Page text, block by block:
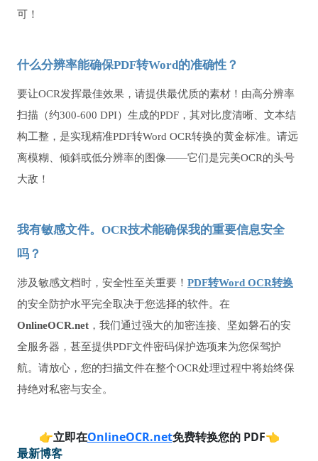
可！
什么分辨率能确保PDF转Word的准确性？
要让OCR发挥最佳效果，请提供最优质的素材！由高分辨率
扫描（约300-600 DPI）生成的PDF，其对比度清晰、文本结
构工整，是实现精准PDF转Word OCR转换的黄金标准。请远
离模糊、倾斜或低分辨率的图像——它们是完美OCR的头号
大敌！
我有敏感文件。OCR技术能确保我的重要信息安全
吗？
涉及敏感文档时，安全性至关重要！ PDF转Word OCR转换
的安全防护水平完全取决于您选择的软件。在
OnlineOCR.net ，我们通过强大的加密连接、坚如磐石的安
全服务器，甚至提供PDF文件密码保护选项来为您保驾护
航。请放心，您的扫描文件在整个OCR处理过程中将始终保
持绝对私密与安全。
👉立即在OnlineOCR.net免费转换您的 PDF👈
最新博客